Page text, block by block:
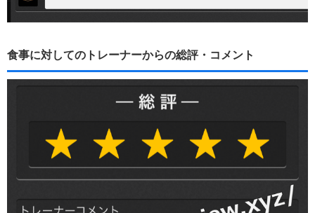
食事に対してのトレーナーからの総評・コメント